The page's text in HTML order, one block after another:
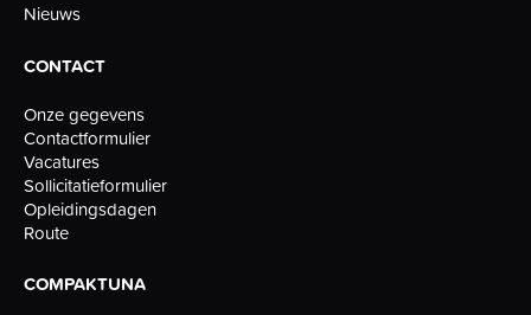
Nieuws
CONTACT
Onze gegevens
Contactformulier
Vacatures
Sollicitatieformulier
Opleidingsdagen
Route
COMPAKTUNA